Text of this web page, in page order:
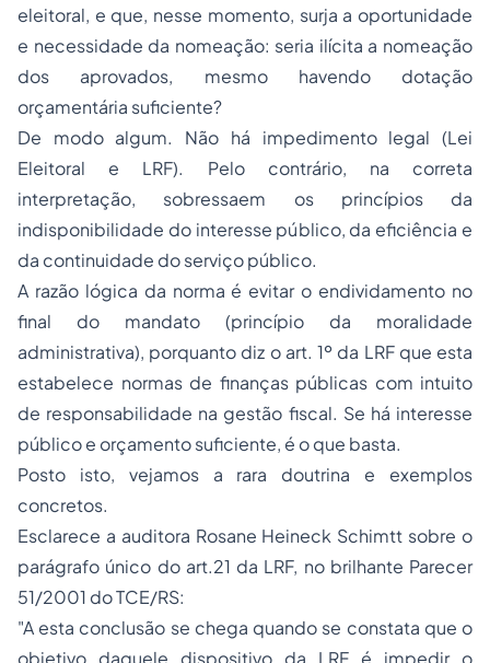
eleitoral, e que, nesse momento, surja a oportunidade
e necessidade da nomeação: seria ilícita a nomeação
dos aprovados, mesmo havendo dotação
orçamentária suficiente?
De modo algum. Não há impedimento legal (Lei
Eleitoral e LRF). Pelo contrário, na correta
interpretação, sobressaem os princípios da
indisponibilidade do interesse público, da eficiência e
da continuidade do serviço público.
A razão lógica da norma é evitar o endividamento no
final do mandato (princípio da moralidade
administrativa), porquanto diz o art. 1º da LRF que esta
estabelece normas de finanças públicas com intuito
de responsabilidade na gestão fiscal. Se há interesse
público e orçamento suficiente, é o que basta.
Posto isto, vejamos a rara doutrina e exemplos
concretos.
Esclarece a auditora Rosane Heineck Schimtt sobre o
parágrafo único do art.21 da LRF, no brilhante Parecer
51/2001 do TCE/RS:
"A esta conclusão se chega quando se constata que o